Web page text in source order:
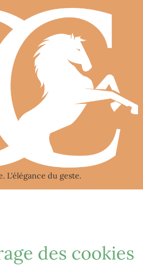
L'élégance du geste.
des cookies